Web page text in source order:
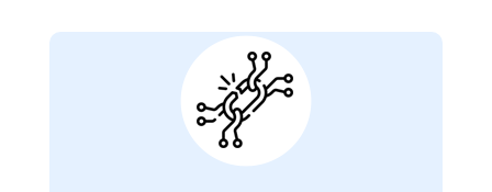
Máquina Com
Resistência
Queimada: